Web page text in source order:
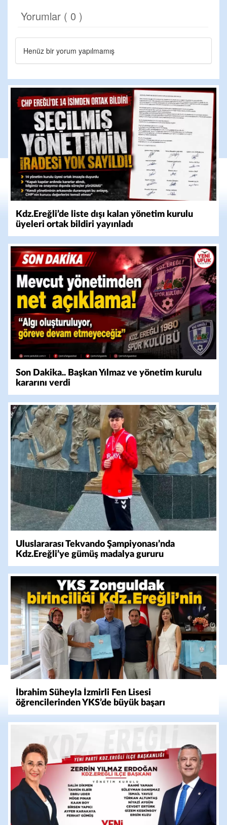
Yorumlar ( 0 )
Henüz bir yorum yapılmamış
Kdz.Ereğli’de liste dışı kalan yönetim kurulu
üyeleri ortak bildiri yayınladı
Son Dakika.. Başkan Yılmaz ve yönetim kurulu
kararını verdi
Uluslararası Tekvando Şampiyonası’nda
Kdz.Ereğli’ye gümüş madalya gururu
İbrahim Süheyla İzmirli Fen Lisesi
öğrencilerinden YKS’de büyük başarı